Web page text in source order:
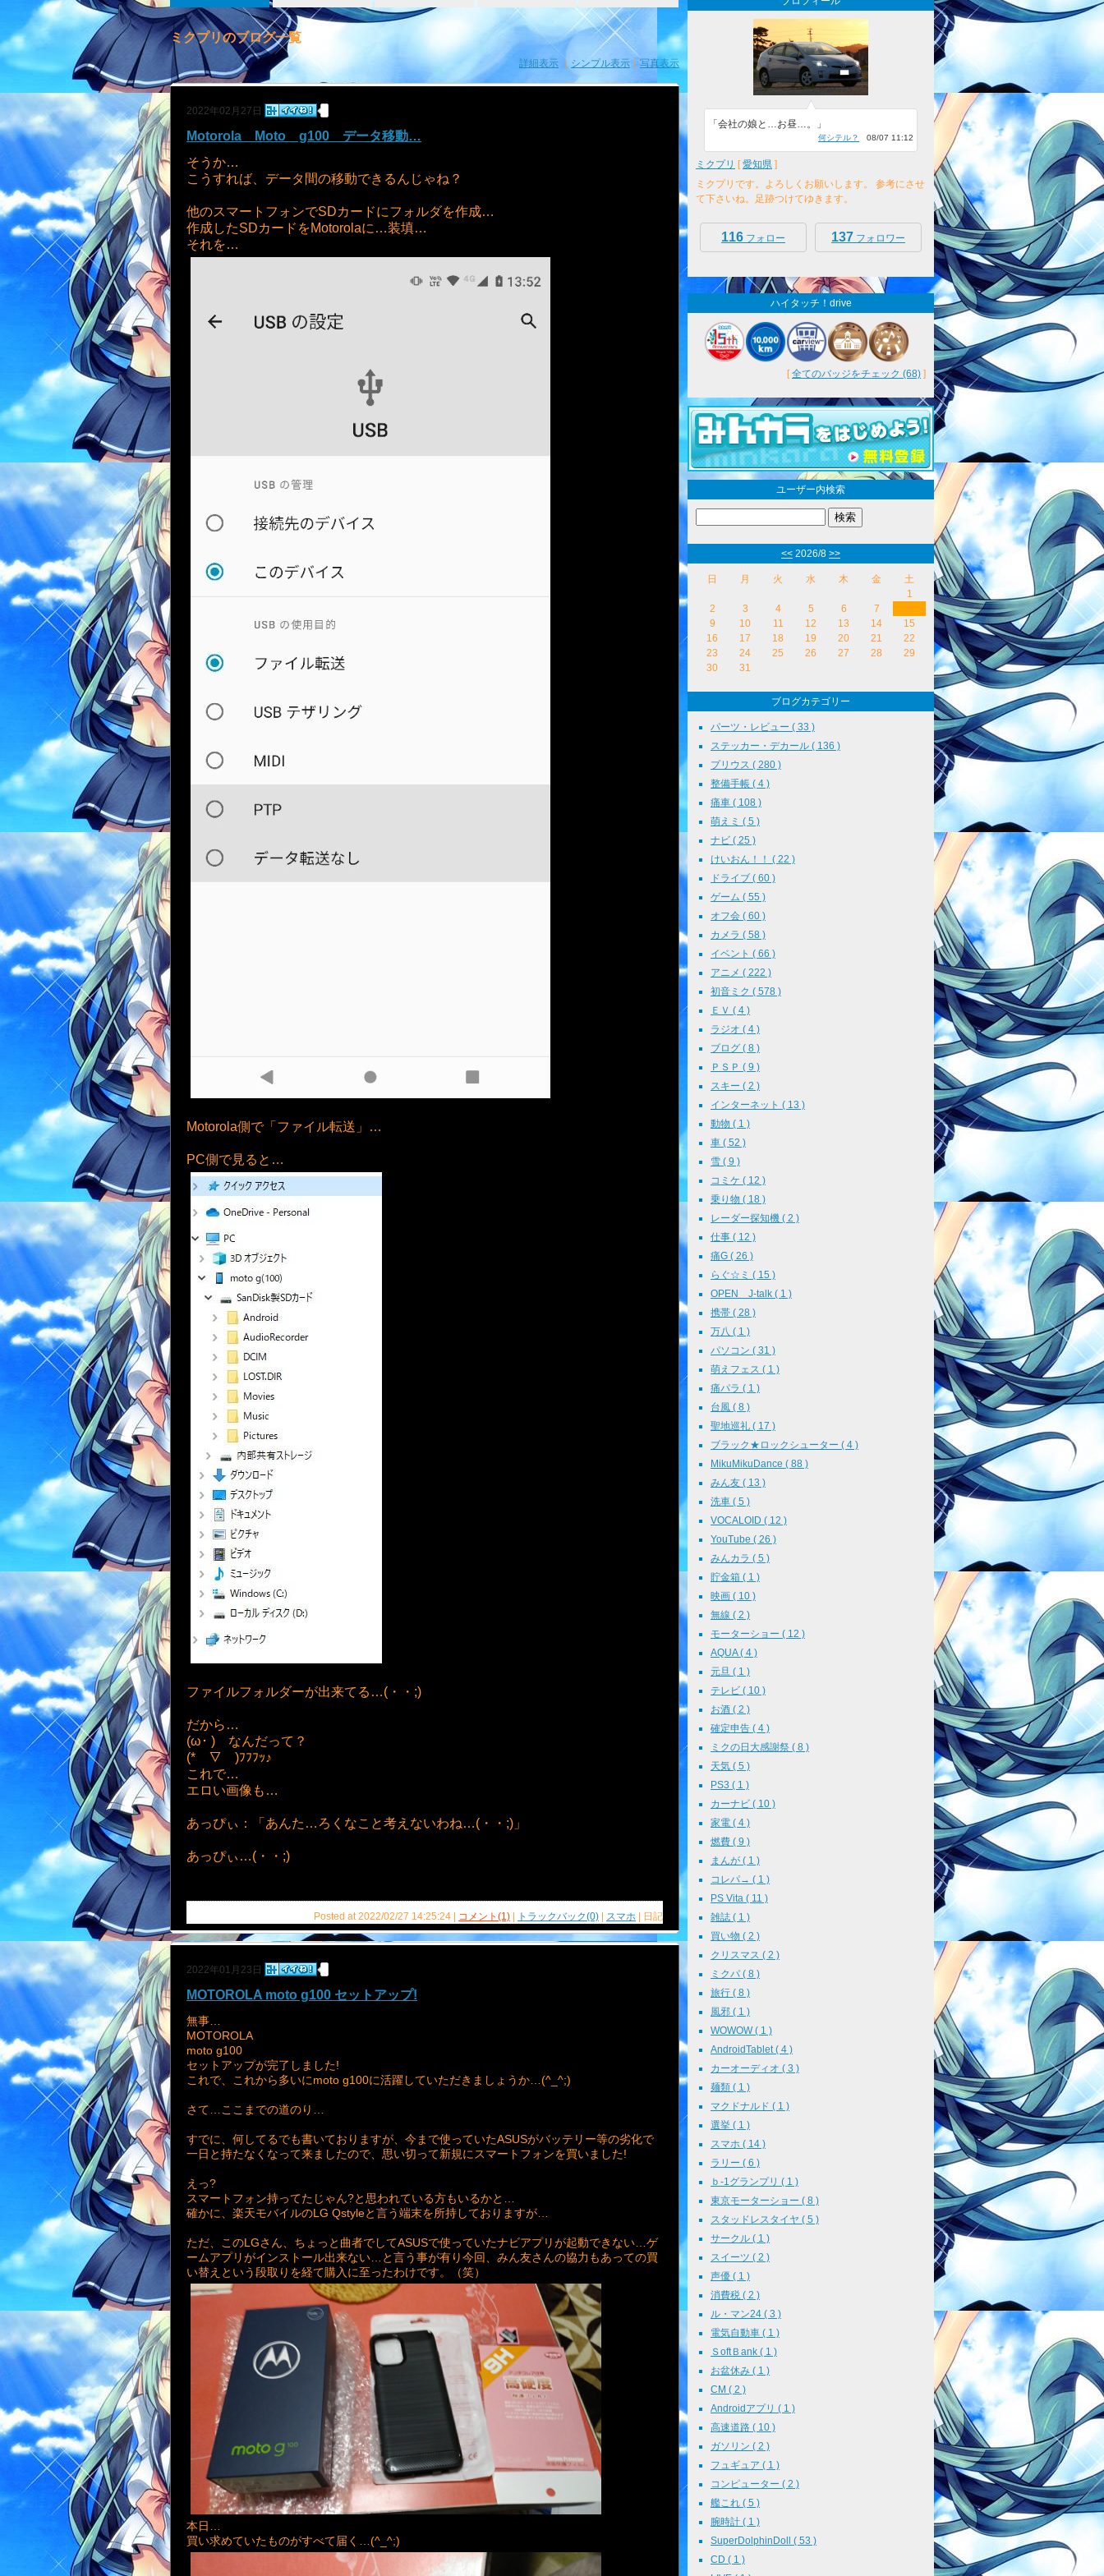
ミクプリのブログ一覧
詳細表示 ｜ シンプル表示 写真表示
2022年02月27日
Motorola Moto g100 データ移動…
そうか…
こうすれば、データ間の移動できるんじゃね？
他のスマートフォンでSDカードにフォルダを作成…
作成したSDカードをMotorolaに…装填…
それを…
Motorola側で「ファイル転送」…
PC側で見ると…
ファイルフォルダーが出来てる…(・・;)
だから…
(ω･ )ゞなんだって？
(*￣▽￣)ﾌﾌﾌｯ♪
これで…
エロい画像も…
あっぴぃ：「あんた…ろくなこと考えないわね…(・・;)」
あっぴぃ…(・・;)
Posted at 2022/02/27 14:25:24 | コメント(1) | トラックバック(0) | スマホ | 日記
2022年01月23日
MOTOROLA moto g100 セットアップ!
無事…
MOTOROLA
moto g100
セットアップが完了しました!
これで、これから多いにmoto g100に活躍していただきましょうか…(^_^;)
さて…ここまでの道のり…
すでに、何してるでも書いておりますが、今まで使っていたASUSがバッテリー等の劣化で
一日と持たなくなって来ましたので、思い切って新規にスマートフォンを買いました!
えっ?
スマートフォン持ってたじゃん?と思われている方もいるかと…
確かに、楽天モバイルのLG Qstyleと言う端末を所持しておりますが…
ただ、このLGさん、ちょっと曲者でしてASUSで使っていたナビアプリが起動できない…ゲ
ームアプリがインストール出来ない…と言う事が有り今回、みん友さんの協力もあっての買
い替えという段取りを経て購入に至ったわけです。（笑）
本日…
買い求めていたものがすべて届く…(^_^;)
「会社の娘と…お昼…。」
何シテル？ 08/07 11:12
ミクプリ [愛知県 ]
ミクプリです。よろしくお願いします。 参考にさせ
て下さいね。足跡つけてゆきます。
116 フォロー 137 フォロワー
ハイタッチ！drive
[全てのバッジをチェック (68) ]
ユーザー内検索
<< 2026/8 >>
日 月 火 水 木 金
土
1
2
3 4 5 6 7
8
9
10 11 12 13 14
15
16
17 18 19 20 21
22
23
24 25 26 27 28
29
30
31
ブログカテゴリー
パーツ・レビュー ( 33 )
ステッカー・デカール ( 136 )
プリウス ( 280 )
整備手帳 ( 4 )
痛車 ( 108 )
萌えミ ( 5 )
ナビ ( 25 )
けいおん！！ ( 22 )
ドライブ ( 60 )
ゲーム ( 55 )
オフ会 ( 60 )
カメラ ( 58 )
イベント ( 66 )
アニメ ( 222 )
初音ミク ( 578 )
ＥＶ ( 4 )
ラジオ ( 4 )
ブログ ( 8 )
ＰＳＰ ( 9 )
スキー ( 2 )
インターネット ( 13 )
動物 ( 1 )
車 ( 52 )
雪 ( 9 )
コミケ ( 12 )
乗り物 ( 18 )
レーダー探知機 ( 2 )
仕事 ( 12 )
痛G ( 26 )
らぐ☆ミ ( 15 )
OPEN J-talk ( 1 )
携帯 ( 28 )
万八 ( 1 )
パソコン ( 31 )
萌えフェス ( 1 )
痛パラ ( 1 )
台風 ( 8 )
聖地巡礼 ( 17 )
ブラック★ロックシューター ( 4 )
MikuMikuDance ( 88 )
みん友 ( 13 )
洗車 ( 5 )
VOCALOID ( 12 )
YouTube ( 26 )
みんカラ ( 5 )
貯金箱 ( 1 )
映画 ( 10 )
無線 ( 2 )
モーターショー ( 12 )
AQUA ( 4 )
元旦 ( 1 )
テレビ ( 10 )
お酒 ( 2 )
確定申告 ( 4 )
ミクの日大感謝祭 ( 8 )
天気 ( 5 )
PS3 ( 1 )
カーナビ ( 10 )
家電 ( 4 )
燃費 ( 9 )
まんが ( 1 )
コレパ→ ( 1 )
PS Vita ( 11 )
雑誌 ( 1 )
買い物 ( 2 )
クリスマス ( 2 )
ミクパ ( 8 )
旅行 ( 8 )
風邪 ( 1 )
WOWOW ( 1 )
AndroidTablet ( 4 )
カーオーディオ ( 3 )
麺類 ( 1 )
マクドナルド ( 1 )
選挙 ( 1 )
スマホ ( 14 )
ラリー ( 6 )
ｂ-1グランプリ ( 1 )
東京モーターショー ( 8 )
スタッドレスタイヤ ( 5 )
サークル ( 1 )
スイーツ ( 2 )
声優 ( 1 )
消費税 ( 2 )
ル・マン24 ( 3 )
電気自動車 ( 1 )
ＳoftＢank ( 1 )
お盆休み ( 1 )
CM ( 2 )
Androidアプリ ( 1 )
高速道路 ( 10 )
ガソリン ( 2 )
フュギュア ( 1 )
コンピューター ( 2 )
艦これ ( 5 )
腕時計 ( 1 )
SuperDolphinDoll ( 53 )
CD ( 1 )